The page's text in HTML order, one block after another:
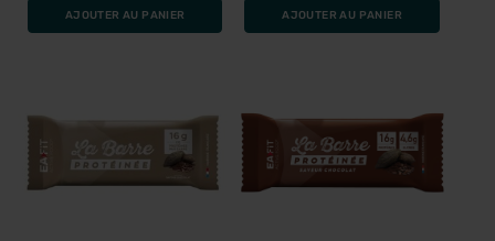
AJOUTER AU PANIER AJOUTER AU PANIER